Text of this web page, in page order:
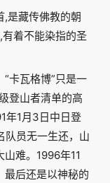
,是藏传佛教的朝
着不能染指的圣
卡瓦格博”只是一
登山者清单的高
年1月3日中日登
队员无一生还，山
难。1996年11
最后还是以神秘的